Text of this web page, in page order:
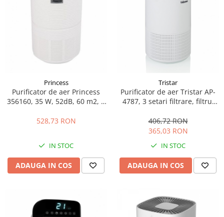
Masini spalat vase
Masini de spalat vase incorporabile
Incorporabile
Plite standard
Vitrine pentru vinuri
Electrocasnice Mici
Accesorii aspiratoare
Aparate de gatit cu aburi
Aparate de preparat desert
Aparate de vidat
Blendere
Princess
Purificator de aer Princess
356160, 35 W, 52dB, 60 m2, 3
functie control vocal, Alb
528,73 RON
IN STOC
ADAUGA IN COS
Tristar
Purificator de aer Tristar AP-
4787, 3 setari filtrare, filtrul
supraincalzire, cronometru,
60 m³, Alb
406,72 RON
365,03 RON
IN STOC
ADAUGA IN COS